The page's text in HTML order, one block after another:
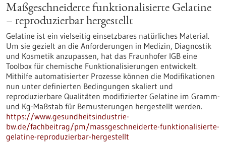
Maßgeschneiderte funktionalisierte Gelatine
– reproduzierbar hergestellt
Gelatine ist ein vielseitig einsetzbares natürliches Material.
Um sie gezielt an die Anforderungen in Medizin, Diagnostik
und Kosmetik anzupassen, hat das Fraunhofer IGB eine
Toolbox für chemische Funktionalisierungen entwickelt.
Mithilfe automatisierter Prozesse können die Modifikationen
nun unter definierten Bedingungen skaliert und
reproduzierbare Qualitäten modifizierter Gelatine im Gramm-
und Kg-Maßstab für Bemusterungen hergestellt werden.
https://www.gesundheitsindustrie-
bw.de/fachbeitrag/pm/massgeschneiderte-funktionalisierte-
gelatine-reproduzierbar-hergestellt